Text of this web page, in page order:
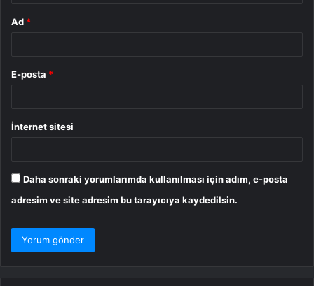
Ad *
E-posta *
İnternet sitesi
Daha sonraki yorumlarımda kullanılması için adım, e-posta
adresim ve site adresim bu tarayıcıya kaydedilsin.